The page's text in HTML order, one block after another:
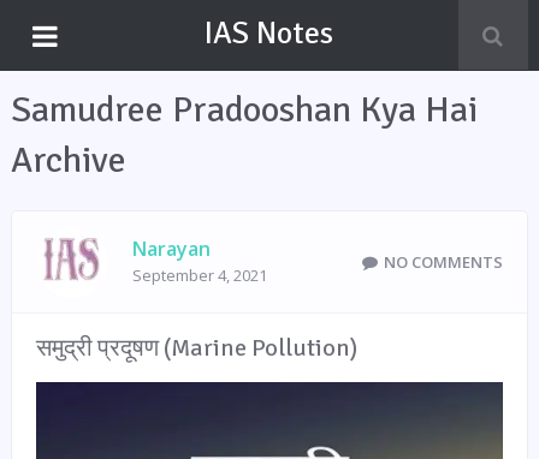
IAS Notes
Samudree Pradooshan Kya Hai
Archive
Narayan
September 4, 2021
NO COMMENTS
समुद्री प्रदूषण (Marine Pollution)